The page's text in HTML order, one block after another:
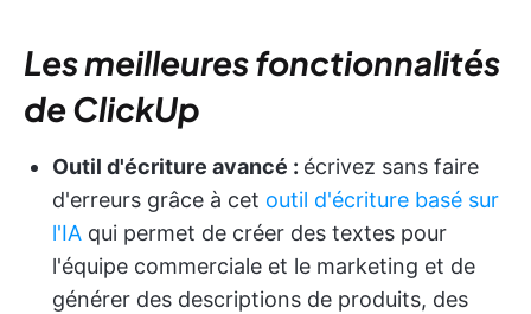
Les meilleures fonctionnalités
de ClickUp
Outil d'écriture avancé : écrivez sans faire
d'erreurs grâce à cet outil d'écriture basé sur
l'IA qui permet de créer des textes pour
l'équipe commerciale et le marketing et de
générer des descriptions de produits, des